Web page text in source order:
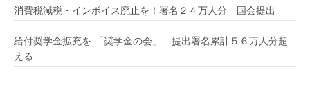
消費税減税・インボイス廃止を！署名２４万人分 国会提出
給付奨学金拡充を 「奨学金の会」 提出署名累計５６万人分超
える